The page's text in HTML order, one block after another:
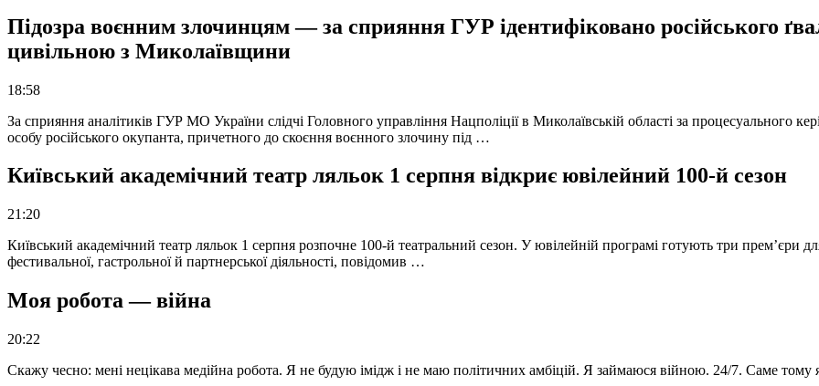
Підозра воєнним злочинцям — за сприяння ГУР ідентифіковано російського
цивільною з Миколаївщини
18:58
За сприяння аналітиків ГУР МО України слідчі Головного управління Нацполіції в Миколаївській області за процесуального
особу російського окупанта, причетного до скоєння воєнного злочину під …
Київський академічний театр ляльок 1 серпня відкриє ювілейний 100-й сезон
21:20
Київський академічний театр ляльок 1 серпня розпочне 100-й театральний сезон. У ювілейній програмі готують три прем’єри
фестивальної, гастрольної й партнерської діяльності, повідомив …
Моя робота — війна
20:22
Скажу чесно: мені нецікава медійна робота. Я не будую імідж і не маю політичних амбіцій. Я займаюся війною. 24/7. Саме